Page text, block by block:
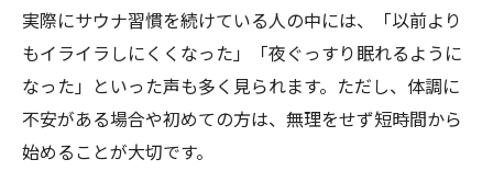
実際にサウナ習慣を続けている人の中には、「以前より
もイライラしにくくなった」「夜ぐっすり眠れるように
なった」といった声も多く見られます。ただし、体調に
不安がある場合や初めての方は、無理をせず短時間から
始めることが大切です。